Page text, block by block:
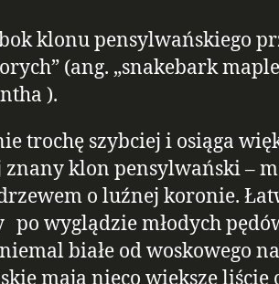
klonu pensylwańskiego
(ang. „snakebark
).
trochę szybciej i osiąga
klon pensylwański –
o luźnej koronie.
po wyglądzie młodych
białe od woskowego
mają nieco większe liście